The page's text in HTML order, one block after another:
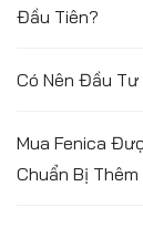
Đầu Tiên?
Có Nên Đầu Tư
Mua Fenica
Chuẩn Bị Thêm